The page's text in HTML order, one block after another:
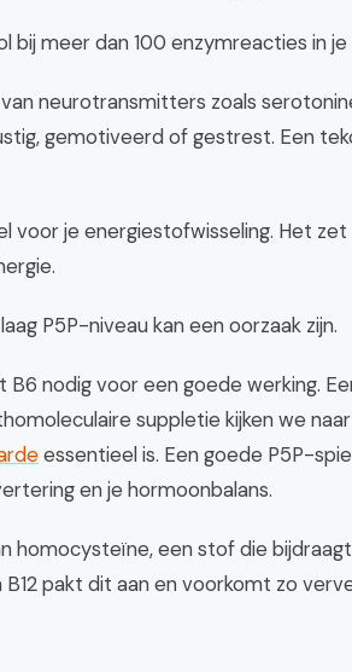
bij meer dan 100 enzymreacties in je
neurotransmitters zoals
gemotiveerd of gestrest. Een
voor je energiestofwisseling. Het
P5P-niveau kan een oorzaak zijn.
B6 nodig voor een goede werking.
suppletie kijken we
essentieel is. Een goede P5P-
en je hormoonbalans.
homocysteïne, een stof die
pakt dit aan en voorkomt zo